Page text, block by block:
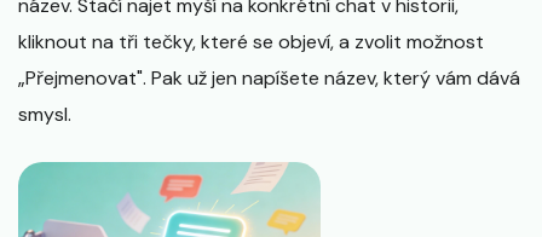
název. Stačí najet myší na konkrétní chat v historii,
kliknout na tři tečky, které se objeví, a zvolit možnost
„Přejmenovat". Pak už jen napíšete název, který vám dává
smysl.